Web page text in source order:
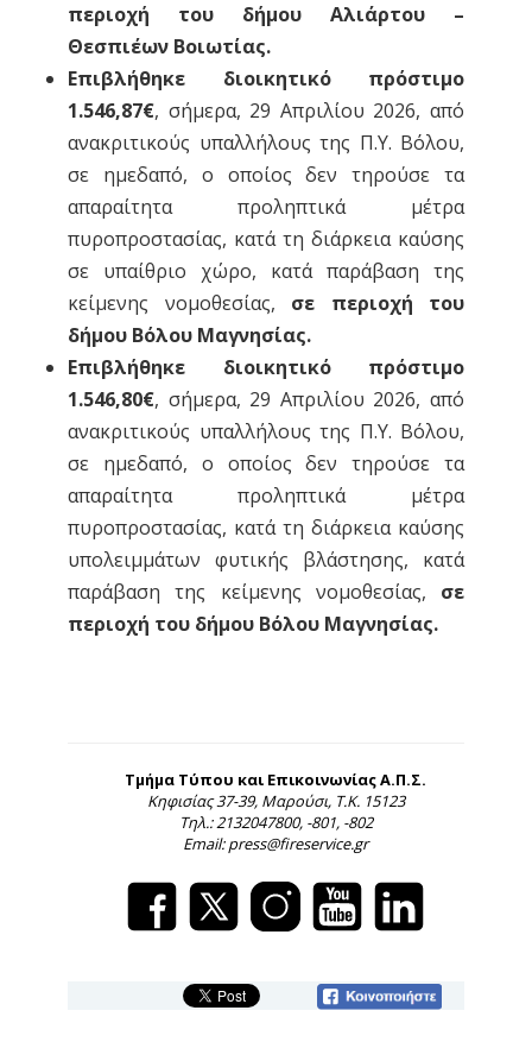
περιοχή του δήμου Αλιάρτου –
Θεσπιέων Βοιωτίας.
Επιβλήθηκε διοικητικό πρόστιμο
1.546,87€, σήμερα, 29 Απριλίου 2026, από
ανακριτικούς υπαλλήλους της Π.Υ. Βόλου,
σε ημεδαπό, ο οποίος δεν τηρούσε τα
απαραίτητα προληπτικά μέτρα
πυροπροστασίας, κατά τη διάρκεια καύσης
σε υπαίθριο χώρο, κατά παράβαση της
κείμενης νομοθεσίας, σε περιοχή του
δήμου Βόλου Μαγνησίας.
Επιβλήθηκε διοικητικό πρόστιμο
1.546,80€, σήμερα, 29 Απριλίου 2026, από
ανακριτικούς υπαλλήλους της Π.Υ. Βόλου,
σε ημεδαπό, ο οποίος δεν τηρούσε τα
απαραίτητα προληπτικά μέτρα
πυροπροστασίας, κατά τη διάρκεια καύσης
υπολειμμάτων φυτικής βλάστησης, κατά
παράβαση της κείμενης νομοθεσίας, σε
περιοχή του δήμου Βόλου Μαγνησίας.
Τμήμα Τύπου και Επικοινωνίας Α.Π.Σ.
Κηφισίας 37-39, Μαρούσι, Τ.Κ. 15123
Τηλ.: 2132047800, -801, -802
Email: press@fireservice.gr